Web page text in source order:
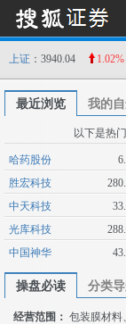
上证 ：3940.04 1.02%
最近浏览 我的
以下是热
哈药股份
胜宏科技
中天科技
光库科技
中国神华
操盘必读 分类
经营范围： 包装膜材料